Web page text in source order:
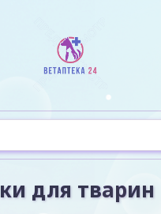
для тварин